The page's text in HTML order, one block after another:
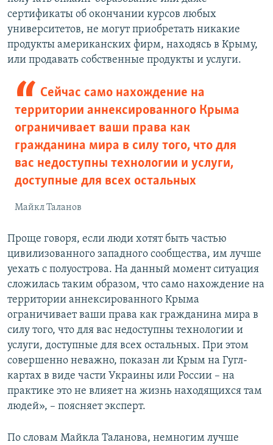
сертификаты об окончании курсов любых
университетов, не могут приобретать никакие
продукты американских фирм, находясь в Крыму,
или продавать собственные продукты и услуги.
Сейчас само нахождение на
территории аннексированного Крыма
ограничивает ваши права как
гражданина мира в силу того, что для
вас недоступны технологии и услуги,
доступные для всех остальных
Майкл Таланов
Проще говоря, если люди хотят быть частью
цивилизованного западного сообщества, им лучше
уехать с полуострова. На данный момент ситуация
сложилась таким образом, что само нахождение на
территории аннексированного Крыма
ограничивает ваши права как гражданина мира в
силу того, что для вас недоступны технологии и
услуги, доступные для всех остальных. При этом
совершенно неважно, показан ли Крым на Гугл-
картах в виде части Украины или России – на
практике это не влияет на жизнь находящихся там
людей», – поясняет эксперт.
По словам Майкла Таланова, немногим лучше